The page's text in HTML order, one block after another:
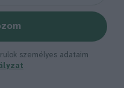
személyes adataim